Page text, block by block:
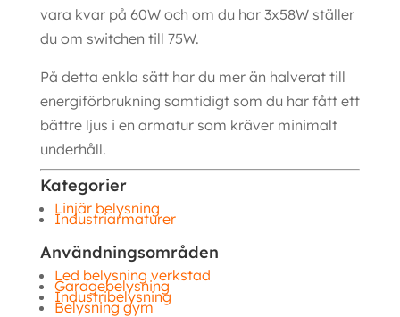
vara kvar på 60W och om du har 3x58W ställer
du om switchen till 75W.
På detta enkla sätt har du mer än halverat till
energiförbrukning samtidigt som du har fått ett
bättre ljus i en armatur som kräver minimalt
underhåll.
Kategorier
Linjär belysning
Industriarmaturer
Användningsområden
Led belysning verkstad
Garagebelysning
Industribelysning
Belysning gym